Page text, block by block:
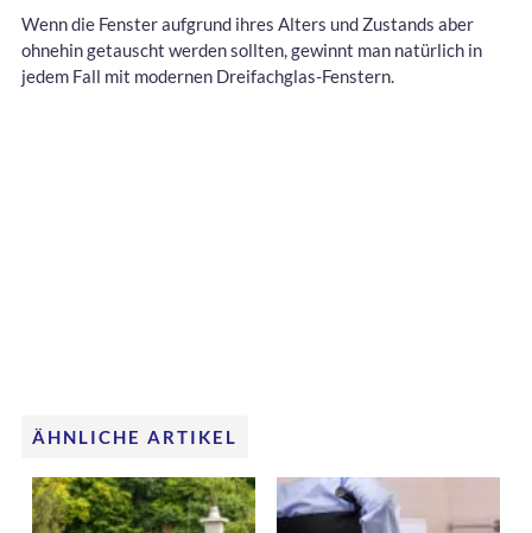
Wenn die Fenster aufgrund ihres Alters und Zustands aber
ohnehin getauscht werden sollten, gewinnt man natürlich in
jedem Fall mit modernen Dreifachglas-Fenstern.
ÄHNLICHE ARTIKEL